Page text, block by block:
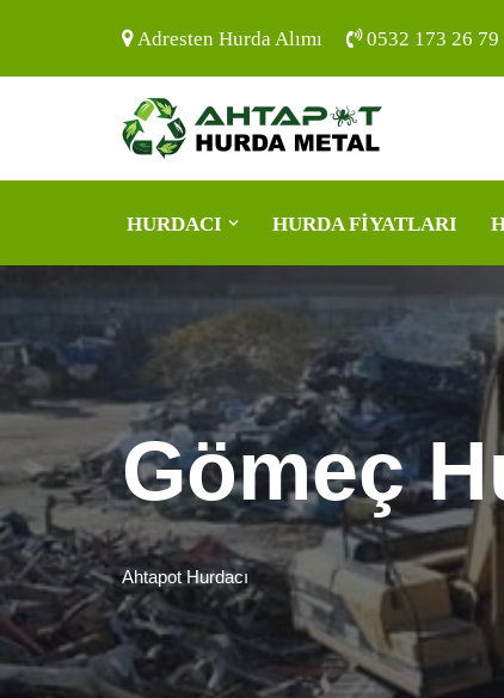
Adresten Hurda Alımı 0532 173 26 79
HURDACI HURDA FIYATLARI
Gömeç
Ahtapot Hurdacı